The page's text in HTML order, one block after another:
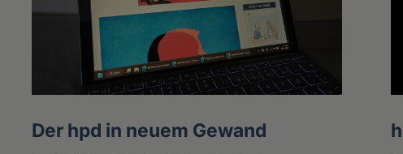
Der hpd in neuem Gewand